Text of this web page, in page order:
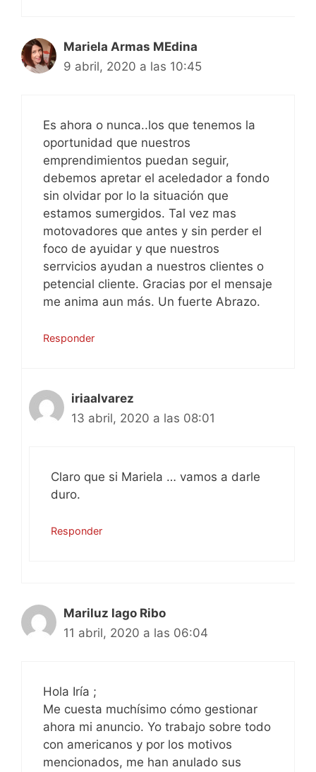
Mariela Armas MEdina
9 abril, 2020 a las 10:45
Es ahora o nunca..los que tenemos la
oportunidad que nuestros
emprendimientos puedan seguir,
debemos apretar el aceledador a fondo
sin olvidar por lo la situación que
estamos sumergidos. Tal vez mas
motovadores que antes y sin perder el
foco de ayuidar y que nuestros
serrvicios ayudan a nuestros clientes o
petencial cliente. Gracias por el mensaje
me anima aun más. Un fuerte Abrazo.
Responder
iriaalvarez
13 abril, 2020 a las 08:01
Claro que si Mariela … vamos a darle
duro.
Responder
Mariluz lago Ribo
11 abril, 2020 a las 06:04
Hola Iría ;
Me cuesta muchísimo cómo gestionar
ahora mi anuncio. Yo trabajo sobre todo
con americanos y por los motivos
mencionados, me han anulado sus